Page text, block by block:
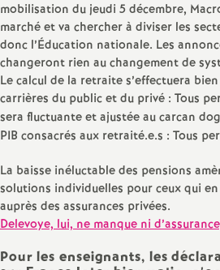
mobilisation du jeudi 5 décembre,
marché et va chercher à diviser les
donc l’Éducation nationale. Les
changeront rien au changement de
Le calcul de la retraite s’effectuera
carrières du public et du privé : Tous
sera fluctuante et ajustée au carcan
PIB consacrés aux retraité.e.s : Tous
La baisse inéluctable des pensions
solutions individuelles pour ceux qui
auprès des assurances privées.
Delevoye, lui, ne manque ni
Pour les enseignants, les